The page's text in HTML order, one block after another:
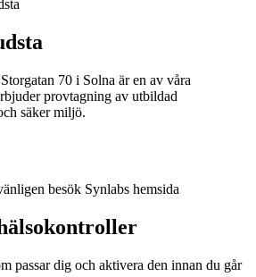
70 i Solna är en av våra
provtagning av utbildad
säker miljö.
besök Synlabs hemsida
passar dig och aktivera den innan du går